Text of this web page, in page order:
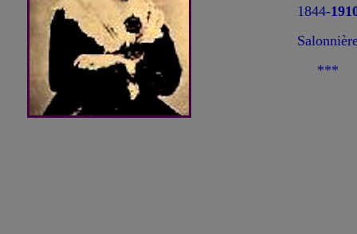
1844-
***